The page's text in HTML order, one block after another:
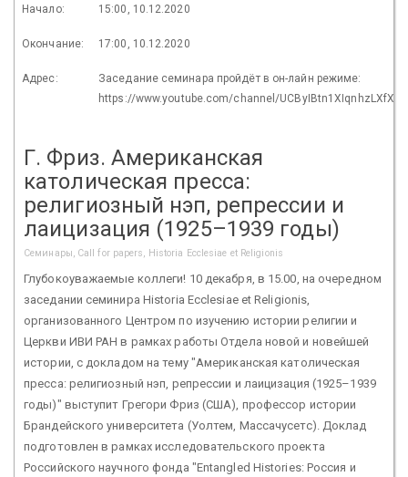
Начало: 15:00, 10.12.2020
Окончание: 17:00, 10.12.2020
Адрес:
Заседание семинара пройдёт в он-лайн режиме:
https://www.youtube.com/channel/
Г. Фриз. Американская
католическая пресса:
религиозный нэп, репрессии и
лаицизация (1925–1939 годы)
Семинары, Call for papers, Historia Ecclesiae et Religionis
Глубокоуважаемые коллеги! 10 декабря, в 15.00, на очередном
заседании семинира Historia Ecclesiae et Religionis,
организованного Центром по изучению истории религии и
Церкви ИВИ РАН в рамках работы Отдела новой и новейшей
истории, с докладом на тему "Американская католическая
пресса: религиозный нэп, репрессии и лаицизация (1925–1939
годы)" выступит Грегори Фриз (США), профессор истории
Брандейского университета (Уолтем, Массачусетс). Доклад
подготовлен в рамках исследовательского проекта
Российского научного фонда "Entangled Histories: Россия и